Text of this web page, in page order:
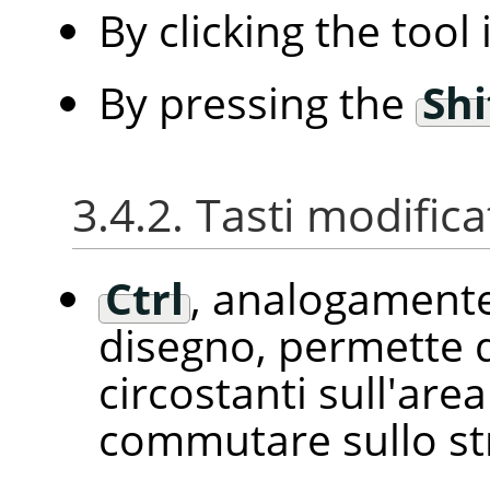
By clicking the
By pressing the
3.4.2. Tasti
Ctrl,
disegno, permette
circostanti
commutare sullo